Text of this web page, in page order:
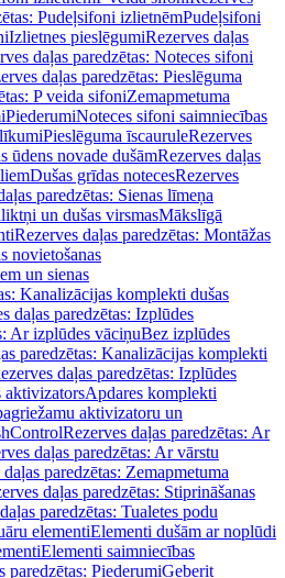
Pudeļsifoni izlietnēmPudeļsifoni
Izlietnes pieslēgumiRezerves daļas
daļas paredzētas: Noteces sifoni
daļas paredzētas: Pieslēguma
P veida sifoniZemapmetuma
PiederumiNoteces sifoni saimniecības
Pieslēguma īscauruleRezerves
ūdens novade dušāmRezerves daļas
Dušas grīdas notecesRezerves
paredzētas: Sienas līmeņa
un dušas virsmasMākslīgā
Rezerves daļas paredzētas: Montāžas
novietošanas
un sienas
Kanalizācijas komplekti dušas
daļas paredzētas: Izplūdes
Ar izplūdes vāciņuBez izplūdes
paredzētas: Kanalizācijas komplekti
daļas paredzētas: Izplūdes
aktivizatorsApdares komplekti
aktivizatoru un
Rezerves daļas paredzētas: Ar
daļas paredzētas: Ar vārstu
paredzētas: Zemapmetuma
daļas paredzētas: Stiprināšanas
paredzētas: Tualetes podu
elementiElementi dušām ar noplūdi
Elementi saimniecības
paredzētas: PiederumiGeberit